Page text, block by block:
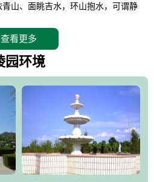
山、面眺吉水，环山抱水，可谓静
统文化作为前渠，由三条山脊环绕
朝北向，左青龙，右白虎，前朱
生气遇到官厅的水又止住了，正好
。中华永久陵园风景庄重典雅、气
川式墓园，陵园以皇家建筑风格为载
查看更多
园环境